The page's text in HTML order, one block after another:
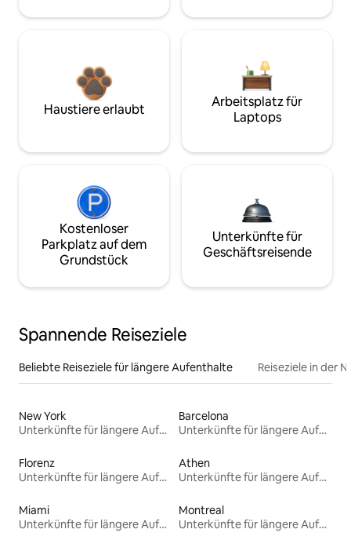
Haustiere erlaubt
Arbeitsplatz für
Laptops
Kostenloser
Parkplatz auf dem
Grundstück
Unterkünfte für
Geschäftsreisende
Spannende Reiseziele
Beliebte Reiseziele für längere Aufenthalte Reiseziele in der
New York
Unterkünfte für längere Aufenthalte
Barcelona
Unterkünfte für längere Aufenthalte
Florenz
Unterkünfte für längere Aufenthalte
Athen
Unterkünfte für längere Aufenthalte
Miami
Unterkünfte für längere Aufenthalte
Montreal
Unterkünfte für längere Aufenthalte